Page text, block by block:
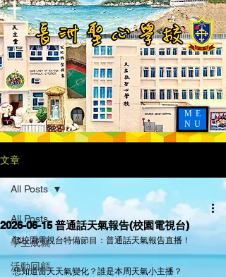
ME
NU
文章
All Posts
學生成就
活動回顧
All Posts
2026-06-15 普通話天氣報告(校園電視台)
🥰校園電視台特備節目：普通話天氣報告直播！
想知道當天天氣變化？誰是本周天氣小主播？